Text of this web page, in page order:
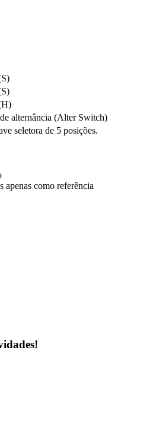
alternância (Alter Switch)
seletora de 5 posições.
como referência